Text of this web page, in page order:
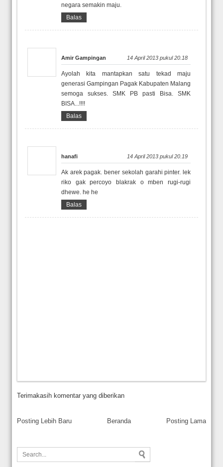
negara semakin maju.
Balas
Amir Gampingan 14 April 2013 pukul 20.18
Ayolah kita mantapkan satu tekad maju
generasi Gampingan Pagak Kabupaten Malang
semoga sukses. SMK PB pasti Bisa. SMK
BISA...!!!!
Balas
hanafi 14 April 2013 pukul 20.19
Ak arek pagak. bener sekolah garahi pinter. lek
riko gak percoyo blakrak o mben rugi-rugi
dhewe. he he
Balas
Terimakasih komentar yang diberikan
Posting Lebih Baru Posting Lama
Beranda